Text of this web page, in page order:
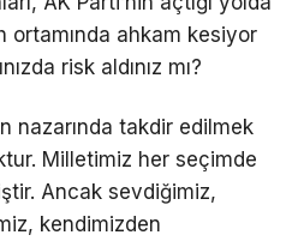
ahkam kesiyor
risk aldınız mı?
nazarında takdir edilmek
Milletimiz her seçimde
Ancak sevdiğimiz,
kendimizden